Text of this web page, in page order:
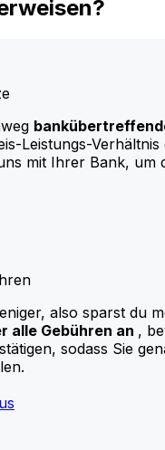
Leistungs-Verhältnis
mit Ihrer Bank, um
also sparst du
alle Gebühren an ,
sodass Sie